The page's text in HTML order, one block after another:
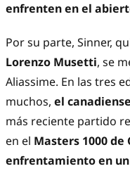
enfrenten en el
Por su parte, Sinner,
Lorenzo Musetti, se
Aliassime. En las tres
muchos, el
más reciente partido
en el Masters 1000 de
enfrentamiento en